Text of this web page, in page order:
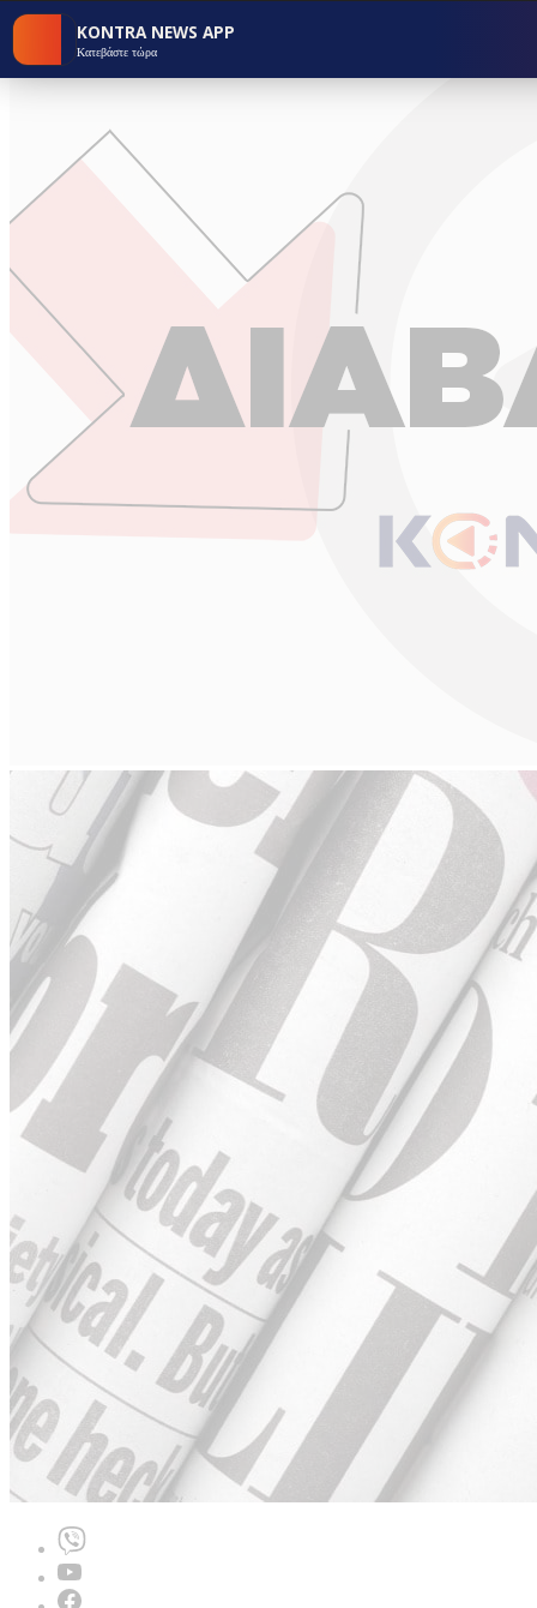
KONTRA NEWS APP
Κατεβάστε τώρα